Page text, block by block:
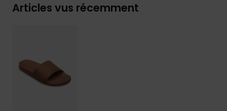
Articles vus récemment